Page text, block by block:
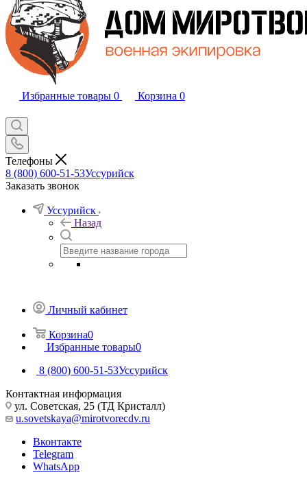
Избранные товары 0 Корзина 0
Телефоны
8 (800) 600-51-53Уссурийск
Заказать звонок
Уссурийск
Назад
Личный кабинет
Корзина0
Избранные товары0
8 (800) 600-51-53Уссурийск
Контактная информация
ул. Советская, 25 (ТД Кристалл)
u.sovetskaya@mirotvorecdv.ru
Вконтакте
Telegram
WhatsApp